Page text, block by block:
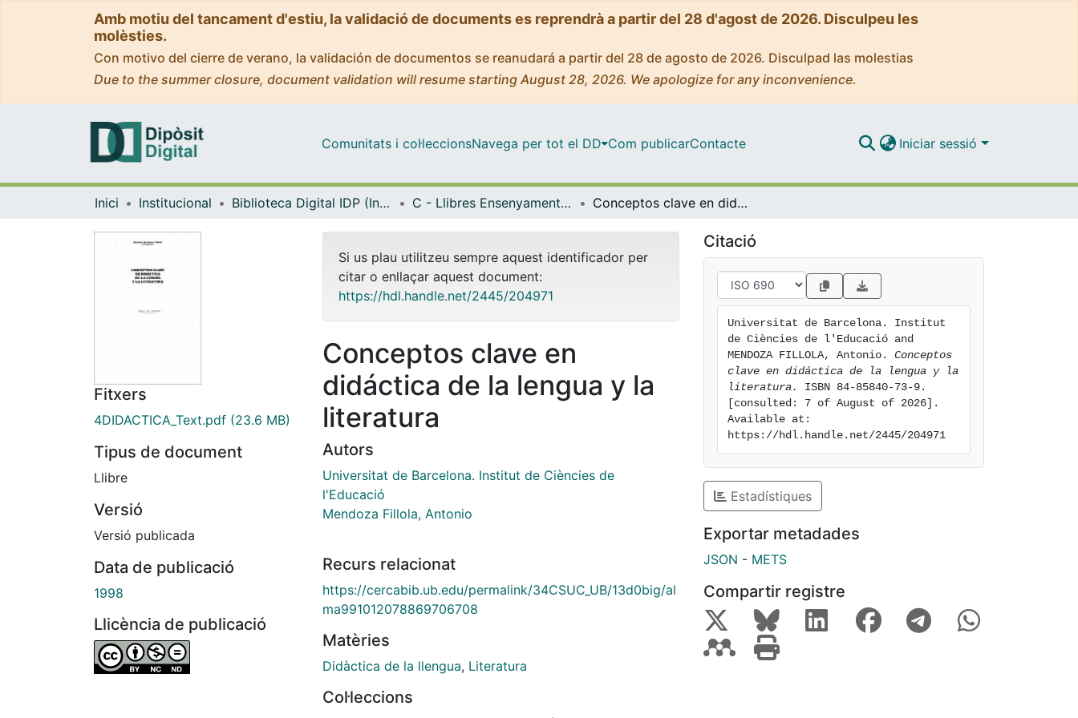
Amb motiu del tancament d'estiu, la validació de documents es reprendrà a partir del 28 d'agost de 2026. Disculpeu les
molèsties.
Con motivo del cierre de verano, la validación de documentos se reanudará a partir del 28 de agosto de 2026. Disculpad las molestias
Due to the summer closure, document validation will resume starting August 28, 2026. We apologize for any inconvenience.
Comunitats i col·leccionsNavega per tot el DD Com publicarContacte Iniciar sessió
Inici Institucional Biblioteca Digital IDP (Institut de Desenvolupament Professional) C - Llibres Ensenyament general i caràcter institucional (IDP) Conceptos clave en didáctica de la lengua y la literatura
Fitxers
4DIDACTICA_Text.pdf (23.6 MB)
Tipus de document
Llibre
Versió
Versió publicada
Data de publicació
1998
Llicència de publicació
Si us plau utilitzeu sempre aquest identificador per
citar o enllaçar aquest document:
https://hdl.handle.net/2445/204971
Conceptos clave en
didáctica de la lengua y la
literatura
Autors
Universitat de Barcelona. Institut de Ciències de
l'Educació
Mendoza Fillola, Antonio
Recurs relacionat
https://cercabib.ub.edu/permalink/34CSUC_UB/13d0big/al
ma991012078869706708
Matèries
Didàctica de la llengua, Literatura
Col·leccions
Citació
Universitat de Barcelona. Institut
de Ciències de l'Educació and
MENDOZA FILLOLA, Antonio. Conceptos
clave en didáctica de la lengua y la
literatura.
ISBN 84-85840-73-9.
[consulted: 7 of August of 2026].
Available at:
https://hdl.handle.net/2445/204971
Estadístiques
Exportar metadades
JSON - METS
Compartir registre